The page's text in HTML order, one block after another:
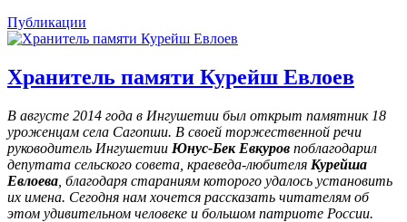
Публикации
Хранитель памяти Курейш Евлоев
В августе 2014 года в Ингушетии был открыт памятник 18
уроженцам села Сагопши. В своей торжественной речи
руководитель Ингушетии Юнус-Бек Евкуров поблагодарил
депутата сельского совета, краеведа-любителя Курейша
Евлоева , благодаря стараниям которого удалось установить
их имена. Сегодня нам хочется рассказать читателям об
этом удивительном человеке и большом патриоте России.